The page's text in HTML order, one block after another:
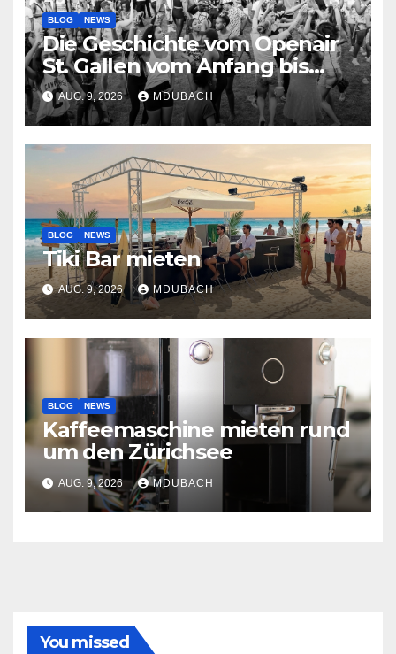
BLOG NEWS
Die Geschichte vom Openair
St. Gallen vom Anfang bis
jetzt
AUG. 9, 2026 MDUBACH
BLOG NEWS
Tiki Bar mieten
AUG. 9, 2026 MDUBACH
BLOG NEWS
Kaffeemaschine mieten rund
um den Zürichsee
AUG. 9, 2026 MDUBACH
You missed